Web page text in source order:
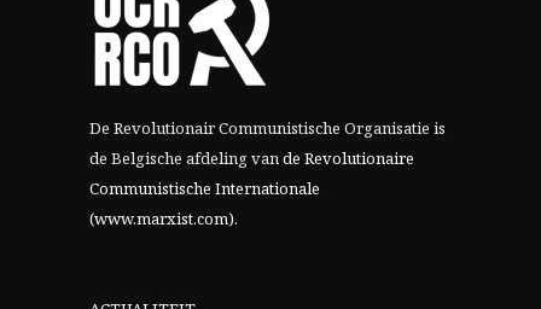
De Revolutionair Communistische Organisatie is
de Belgische afdeling vande Revolutionaire
Communistische Internationale
(www.marxist.com).